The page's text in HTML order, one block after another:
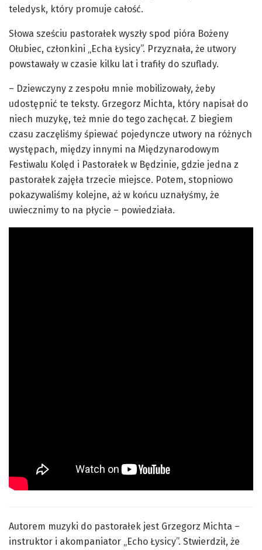
teledysk, który promuje całość.
Słowa sześciu pastorałek wyszły spod pióra Bożeny
Ołubiec, członkini „Echa Łysicy”. Przyznała, że utwory
powstawały w czasie kilku lat i trafiły do szuflady.
– Dziewczyny z zespołu mnie mobilizowały, żeby
udostępnić te teksty. Grzegorz Michta, który napisał do
niech muzykę, też mnie do tego zachęcał. Z biegiem
czasu zaczęliśmy śpiewać pojedyncze utwory na różnych
występach, między innymi na Międzynarodowym
Festiwalu Kolęd i Pastorałek w Będzinie, gdzie jedna z
pastorałek zajęła trzecie miejsce. Potem, stopniowo
pokazywaliśmy kolejne, aż w końcu uznałyśmy, że
uwiecznimy to na płycie – powiedziała.
Autorem muzyki do pastorałek jest Grzegorz Michta –
instruktor i akompaniator „Echo Łysicy”. Stwierdził, że